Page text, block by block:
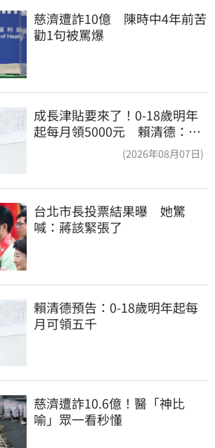
慈濟遭詐10億　陳時中4年前苦
勸1句被罵爆
成長津貼要來了！0-18歲明年
起每月領5000元 賴清德：此
(2026年08月07日)
台北市長投票結果曝　她驚
喊：蔣該緊張了
賴清德預告：0-18歲明年起每
月可領五千
慈濟遭詐10.6億！醫「神比
喻」眾一看秒懂